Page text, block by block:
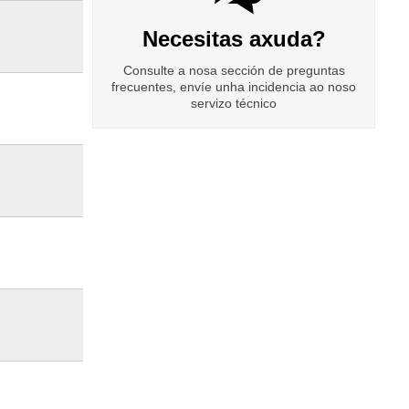
Necesitas axuda?
Consulte a nosa sección de preguntas
frecuentes, envíe unha incidencia ao noso
servizo técnico